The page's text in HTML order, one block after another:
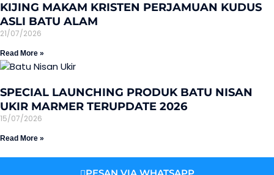
KIJING MAKAM KRISTEN PERJAMUAN KUDUS
ASLI BATU ALAM
21/07/2026
Read More »
SPECIAL LAUNCHING PRODUK BATU NISAN
UKIR MARMER TERUPDATE 2026
15/07/2026
Read More »